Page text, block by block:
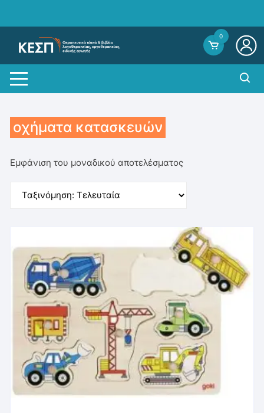
0
οχήματα κατασκευών
Εμφάνιση του μοναδικού αποτελέσματος